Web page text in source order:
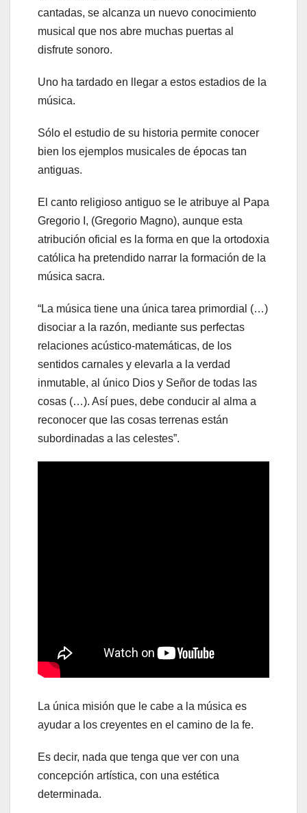
cantadas, se alcanza un nuevo conocimiento
musical que nos abre muchas puertas al
disfrute sonoro.
Uno ha tardado en llegar a estos estadios de la
música.
Sólo el estudio de su historia permite conocer
bien los ejemplos musicales de épocas tan
antiguas.
El canto religioso antiguo se le atribuye al Papa
Gregorio I, (Gregorio Magno), aunque esta
atribución oficial es la forma en que la ortodoxia
católica ha pretendido narrar la formación de la
música sacra.
“La música tiene una única tarea primordial (…)
disociar a la razón, mediante sus perfectas
relaciones acústico-matemáticas, de los
sentidos carnales y elevarla a la verdad
inmutable, al único Dios y Señor de todas las
cosas (…). Así pues, debe conducir al alma a
reconocer que las cosas terrenas están
subordinadas a las celestes”.
La única misión que le cabe a la música es
ayudar a los creyentes en el camino de la fe.
Es decir, nada que tenga que ver con una
concepción artística, con una estética
determinada.